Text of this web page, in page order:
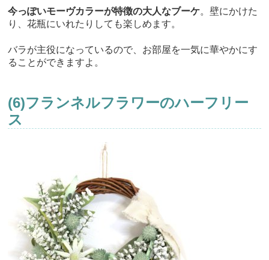
今っぽいモーヴカラーが特徴の大人なブーケ。壁にかけた
り、花瓶にいれたりしても楽しめます。
バラが主役になっているので、お部屋を一気に華やかにす
ることができますよ。
(6)フランネルフラワーのハーフリー
ス